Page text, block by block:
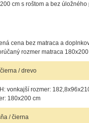
cm s roštom a bez
cena bez matraca a
rozmer matraca
/ drevo
vonkajší rozmer:
180x200 cm
/ čierna